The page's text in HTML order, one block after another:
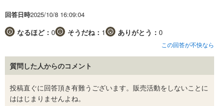
回答日時2025/10/8 16:09:04
なるほど： 0 そうだね： 1 ありがとう： 0
この回答が不快なら
質問した人からのコメント
投稿直ぐに回答頂き有難うございます。販売活動をしないことに
ははじまりませんよね。